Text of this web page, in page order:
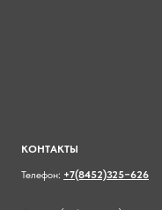
КОНТАКТЫ
Телефон: +7(8452)325−626